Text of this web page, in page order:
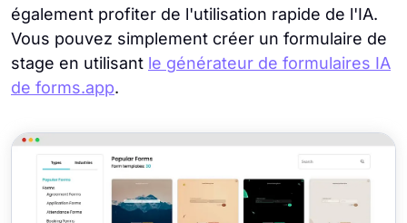
également profiter de l'utilisation rapide de l'IA.
Vous pouvez simplement créer un formulaire de
stage en utilisant le générateur de formulaires IA
de forms.app.